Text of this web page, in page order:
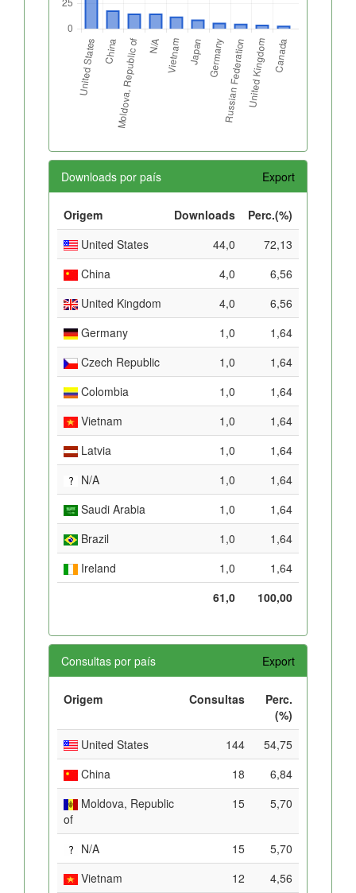
Downloads por país Export
Origem Downloads
Perc.(%)
United States
44,0
72,13
China
4,0
6,56
United Kingdom
4,0
6,56
Germany
1,0
1,64
Czech Republic
1,0
1,64
Colombia
1,0
1,64
Vietnam
1,0
1,64
Latvia
1,0
1,64
N/A
1,0
1,64
Saudi Arabia
1,0
1,64
Brazil
1,0
1,64
Ireland
1,0
1,64
61,0
100,00
Consultas por país Export
Origem Consultas
Perc.
(%)
United States
144
54,75
China
18
6,84
Moldova, Republic
of
15 5,70
N/A 15
5,70
Vietnam
12
4,56